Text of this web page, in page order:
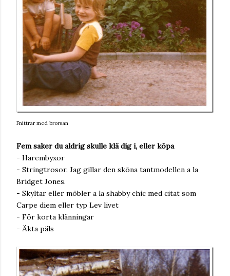
Fnittrar med brorsan
Fem saker du aldrig skulle klä dig i, eller köpa
- Harembyxor
- Stringtrosor. Jag gillar den sköna tantmodellen a la
Bridget Jones.
- Skyltar eller möbler a la shabby chic med citat som
Carpe diem eller typ Lev livet
- För korta klänningar
- Äkta päls